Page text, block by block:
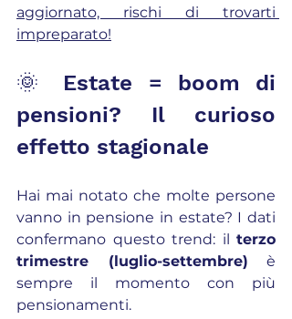
aggiornato, rischi di trovarti
impreparato!
🌞 Estate = boom di
pensioni? Il curioso
effetto stagionale
Hai mai notato che molte persone
vanno in pensione in estate? I dati
confermano questo trend: il terzo
trimestre (luglio-settembre) è
sempre il momento con più
pensionamenti.